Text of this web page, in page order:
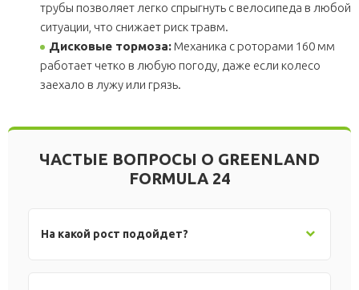
трубы позволяет легко спрыгнуть с велосипеда в любой
ситуации, что снижает риск травм.
Дисковые тормоза: Механика с роторами 160 мм
работает четко в любую погоду, даже если колесо
заехало в лужу или грязь.
ЧАСТЫЕ ВОПРОСЫ О GREENLAND
FORMULA 24
На какой рост подойдет?